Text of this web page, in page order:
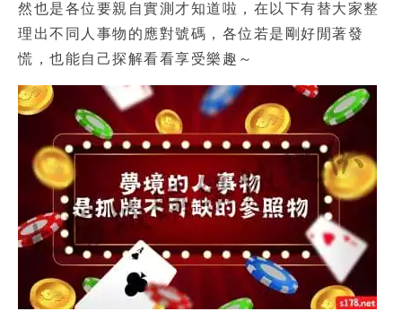
然也是各位要親自實測才知道啦，在以下有替大家整
理出不同人事物的應對號碼，各位若是剛好閒著發
慌，也能自己探解看看享受樂趣～